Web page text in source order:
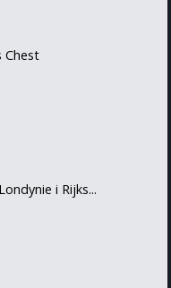
Chest
i Rijks...